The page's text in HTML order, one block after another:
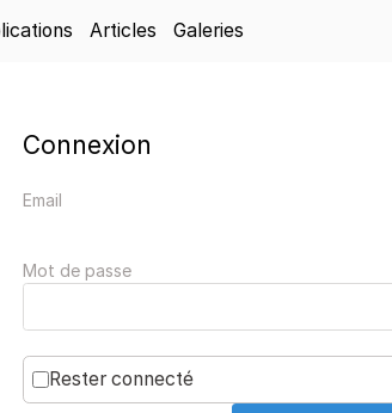
Articles Galeries
Connexion
Email
Mot de passe
Rester connecté